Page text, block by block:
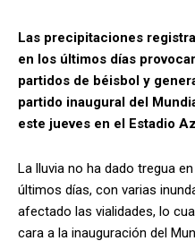
Las precipitaciones
en los últimos días
partidos de béisbol y
partido inaugural del
este jueves en el Estadio
La lluvia no ha dado tregua
últimos días, con varias
afectado las vialidades, lo
cara a la inauguración del